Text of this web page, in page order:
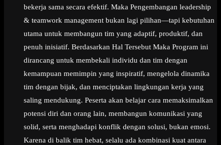
bekerja sama secara efektif. Maka Pengembangan leadership
& teamwork management bukan lagi pilihan—tapi kebutuhan
utama untuk membangun tim yang adaptif, produktif, dan
penuh inisiatif. Berdasarkan Hal Tersebut Maka Program ini
dirancang untuk membekali individu dan tim dengan
kemampuan memimpin yang inspiratif, mengelola dinamika
tim dengan bijak, dan menciptakan lingkungan kerja yang
saling mendukung. Peserta akan belajar cara memaksimalkan
potensi diri dan orang lain, membangun komunikasi yang
solid, serta menghadapi konflik dengan solusi, bukan emosi.
Karena di balik tim hebat, selalu ada kombinasi kuat antara